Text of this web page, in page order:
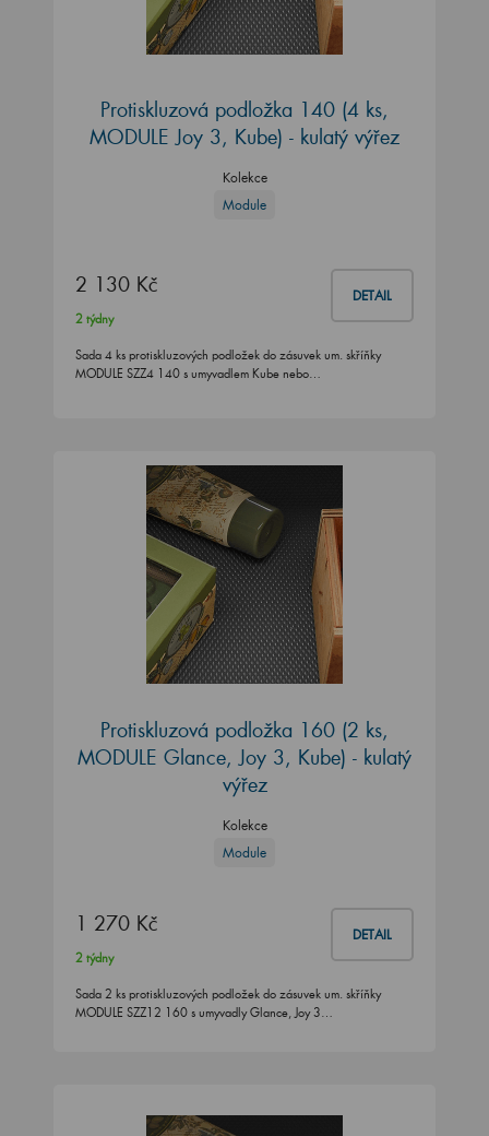
Protiskluzová podložka 140 (4 ks,
MODULE Joy 3, Kube) - kulatý výřez
Kolekce
Module
2 130 Kč DETAIL
2 týdny
Sada 4 ks protiskluzových podložek do zásuvek um. skříňky
MODULE SZZ4 140 s umyvadlem Kube nebo…
Protiskluzová podložka 160 (2 ks,
MODULE Glance, Joy 3, Kube) - kulatý
výřez
Kolekce
Module
1 270 Kč DETAIL
2 týdny
Sada 2 ks protiskluzových podložek do zásuvek um. skříňky
MODULE SZZ12 160 s umyvadly Glance, Joy 3…